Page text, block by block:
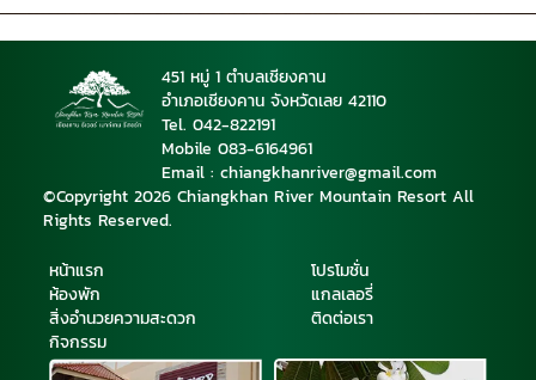
451 หมู่ 1 ตำบลเชียงคาน
อำเภอเชียงคาน จังหวัดเลย 42110
Tel. 042-822191
Mobile 083-6164961
Email : chiangkhanriver@gmail.com
©Copyright 2026 Chiangkhan River Mountain Resort All
Rights Reserved.
หน้าแรก
ห้องพัก
สิ่งอำนวยความสะดวก
กิจกรรม
โปรโมชั่น
แกลเลอรี่
ติดต่อเรา